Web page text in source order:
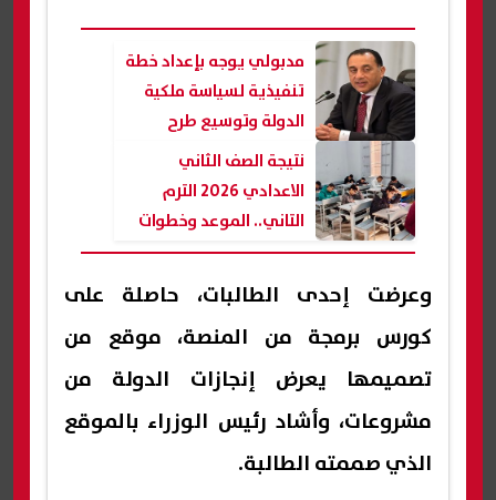
مدبولي يوجه بإعداد خطة
تنفيذية لسياسة ملكية
الدولة وتوسيع طرح
الشركات في البورصة| عاجل
نتيجة الصف الثاني
الاعدادي 2026 الترم
التاني.. الموعد وخطوات
الاستعلام
وعرضت إحدى الطالبات، حاصلة على
كورس برمجة من المنصة، موقع من
تصميمها يعرض إنجازات الدولة من
مشروعات، وأشاد رئيس الوزراء بالموقع
الذي صممته الطالبة.